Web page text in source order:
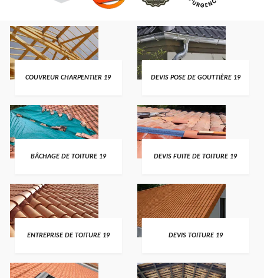
COUVREUR CHARPENTIER 19 DEVIS POSE DE GOUTTIÈRE 19
BÂCHAGE DE TOITURE 19 DEVIS FUITE DE TOITURE 19
ENTREPRISE DE TOITURE 19 DEVIS TOITURE 19